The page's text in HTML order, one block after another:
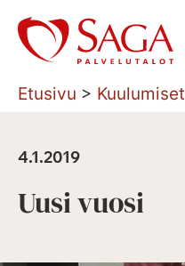
Siirry
sisältöön
Etusivu > Kuulumiset
4.1.2019
Uusi vuosi